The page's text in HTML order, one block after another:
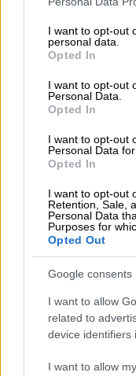
not limited to your
grant or deny
use your data for
consent section.
I want to opt-out
personal data.
Opted In
I want to opt-out
Personal Data.
Opted In
I want to opt-out
Personal Data
Opted In
I want to opt-out
Retention, Sale,
Personal Data
Purposes for
Opted Out
Google consents
I want to allow
related to
device identifiers
I want to allow
αλήθεια».
Η Γκριντ
αισθάνεται οργή
που
να
της
Γουίλιαμς: «Ένα
πάντα». Η
Οκτώ χρόνια
για πάντα»,
την έναρξη της
.